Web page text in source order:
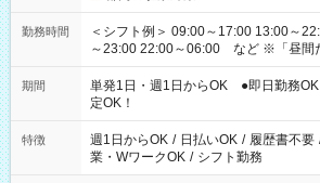
勤務時間
＜シフト例＞ 09:00～17:00 13:00～
～23:00 22:00～06:00 など ※「昼間だけ」「夜勤だけ」など
の希望OK
期間
単発1日・週1日からOK ●即日勤務
定OK！
特徴 週1日からOK / 日払いOK / 履歴書不要
業・WワークOK / シフト勤務